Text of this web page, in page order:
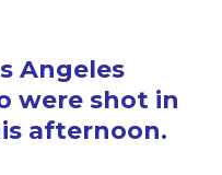
Angeles
were shot in
afternoon.